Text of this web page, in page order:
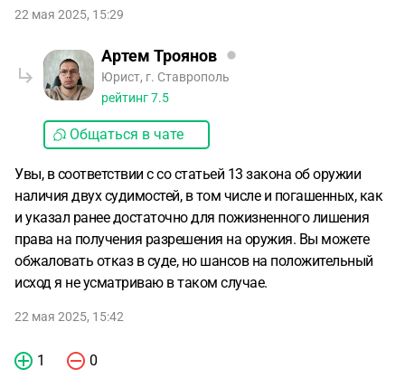
22 мая 2025, 15:29
Артем Троянов
Юрист, г. Ставрополь
рейтинг7.5
Общаться в чате
Увы, в соответствии с со статьей 13 закона об оружии
наличия двух судимостей, в том числе и погашенных, как
и указал ранее достаточно для пожизненного лишения
права на получения разрешения на оружия. Вы можете
обжаловать отказ в суде, но шансов на положительный
исход я не усматриваю в таком случае.
22 мая 2025, 15:42
1 0